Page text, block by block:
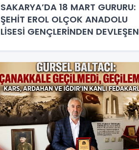
SAKARYA’DA 18 MART GURURU:
ŞEHİT EROL OLÇOK ANADOLU
LİSESİ GENÇLERİNDEN DEVLEŞEN